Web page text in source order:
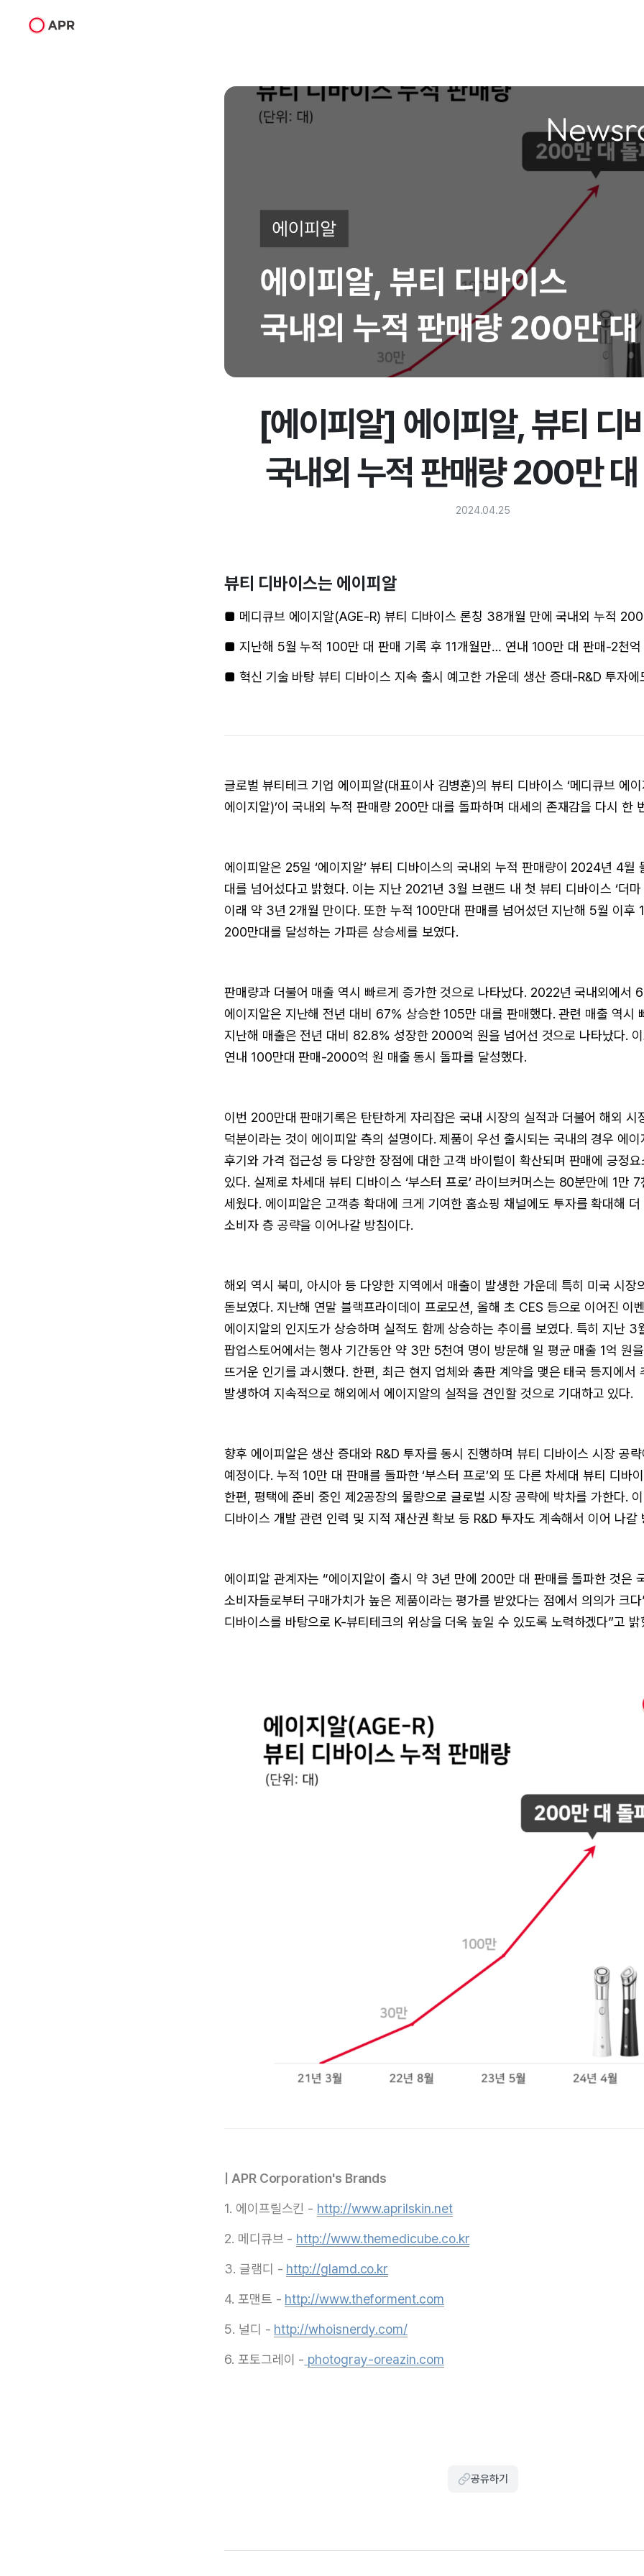
[에이피알] 에이피알, 뷰티 디
국내외 누적 판매량 200만
2024.04.25
뷰티 디바이스는 에이피알
■ 메디큐브 에이지알(AGE-R) 뷰티 디바이스 론칭 38개월 만에 국내외 누적
■ 지난해 5월 누적 100만 대 판매 기록 후 11개월만… 연내 100만 대 판매-2천억
■ 혁신 기술 바탕 뷰티 디바이스 지속 출시 예고한 가운데 생산 증대-R&D 투자에
글로벌 뷰티테크 기업 에이피알(대표이사 김병훈)의 뷰티 디바이스 ‘메디큐브 에
에이지알)’이 국내외 누적 판매량 200만 대를 돌파하며 대세의 존재감을 다시 한
에이피알은 25일 ‘에이지알’ 뷰티 디바이스의 국내외 누적 판매량이 2024년 4월
대를 넘어섰다고 밝혔다. 이는 지난 2021년 3월 브랜드 내 첫 뷰티 디바이스 ‘더마
이래 약 3년 2개월 만이다. 또한 누적 100만대 판매를 넘어섰던 지난해 5월 이후
200만대를 달성하는 가파른 상승세를 보였다.
판매량과 더불어 매출 역시 빠르게 증가한 것으로 나타났다. 2022년 국내외에서
에이지알은 지난해 전년 대비 67% 상승한 105만 대를 판매했다. 관련 매출 역시
지난해 매출은 전년 대비 82.8% 성장한 2000억 원을 넘어선 것으로 나타났다.
연내 100만대 판매-2000억 원 매출 동시 돌파를 달성했다.
이번 200만대 판매기록은 탄탄하게 자리잡은 국내 시장의 실적과 더불어 해외 시
덕분이라는 것이 에이피알 측의 설명이다. 제품이 우선 출시되는 국내의 경우 에
후기와 가격 접근성 등 다양한 장점에 대한 고객 바이럴이 확산되며 판매에 긍정
있다. 실제로 차세대 뷰티 디바이스 ‘부스터 프로’ 라이브커머스는 80분만에 1만
세웠다. 에이피알은 고객층 확대에 크게 기여한 홈쇼핑 채널에도 투자를 확대해
소비자 층 공략을 이어나갈 방침이다.
해외 역시 북미, 아시아 등 다양한 지역에서 매출이 발생한 가운데 특히 미국 시장
돋보였다. 지난해 연말 블랙프라이데이 프로모션, 올해 초 CES 등으로 이어진 이
에이지알의 인지도가 상승하며 실적도 함께 상승하는 추이를 보였다. 특히 지난 3
팝업스토어에서는 행사 기간동안 약 3만 5천여 명이 방문해 일 평균 매출 1억 원
뜨거운 인기를 과시했다. 한편, 최근 현지 업체와 총판 계약을 맺은 태국 등지에서
발생하여 지속적으로 해외에서 에이지알의 실적을 견인할 것으로 기대하고 있다.
향후 에이피알은 생산 증대와 R&D 투자를 동시 진행하며 뷰티 디바이스 시장 공
예정이다. 누적 10만 대 판매를 돌파한 ‘부스터 프로’외 또 다른 차세대 뷰티 디바
한편, 평택에 준비 중인 제2공장의 물량으로 글로벌 시장 공략에 박차를 가한다.
디바이스 개발 관련 인력 및 지적 재산권 확보 등 R&D 투자도 계속해서 이어 나갈
에이피알 관계자는 “에이지알이 출시 약 3년 만에 200만 대 판매를 돌파한 것은
소비자들로부터 구매가치가 높은 제품이라는 평가를 받았다는 점에서 의의가 크
디바이스를 바탕으로 K-뷰티테크의 위상을 더욱 높일 수 있도록 노력하겠다”고 밝
| APR Corporation's Brands
1. 에이프릴스킨 - http://www.aprilskin.net
2. 메디큐브 - http://www.themedicube.co.kr
3. 글램디 - http://glamd.co.kr
4. 포맨트 - http://www.theforment.com
5. 널디 - http://whoisnerdy.com/
6. 포토그레이 - photogray-oreazin.com
공유하기